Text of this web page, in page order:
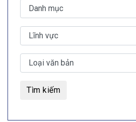
Tìm kiếm